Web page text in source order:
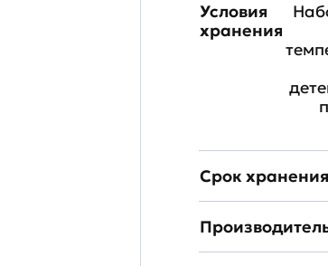
Условия
хранения
Срок хранения